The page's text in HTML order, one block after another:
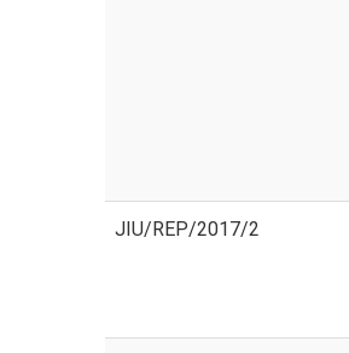
JIU/REP/2017/2